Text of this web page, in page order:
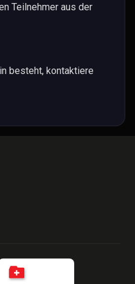
Teilnehmer aus der
besteht, kontaktiere